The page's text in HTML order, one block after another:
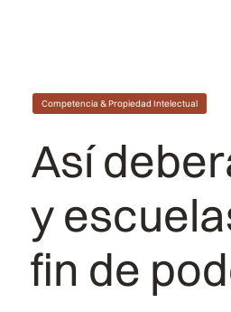
Competencia & Propiedad Intelectual
Así
y
fin de